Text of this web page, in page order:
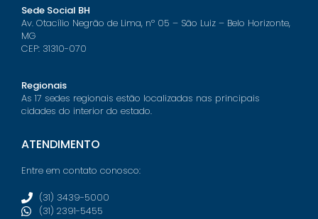
Sede Social BH
Av. Otacílio Negrão de Lima, nº 05 – São Luiz – Belo Horizonte,
MG
CEP: 31310-070
Regionais
As 17 sedes regionais estão localizadas nas principais
cidades do interior do estado.
ATENDIMENTO
Entre em contato conosco:
(31) 3439-5000
(31) 2391-5455